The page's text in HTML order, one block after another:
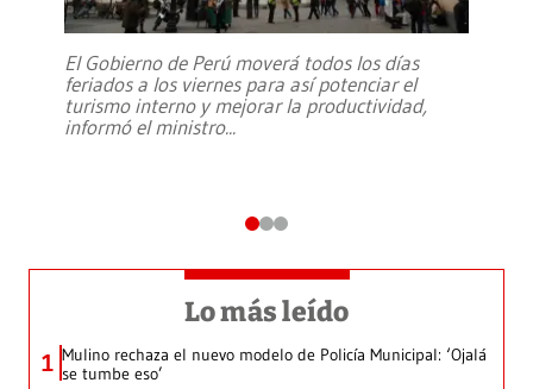
El Gobierno de Perú moverá todos los días
feriados a los viernes para así potenciar el
turismo interno y mejorar la productividad,
informó el ministro...
Lo más leído
1 Mulino rechaza el nuevo modelo de Policía Municipal: ‘Ojalá
se tumbe eso’